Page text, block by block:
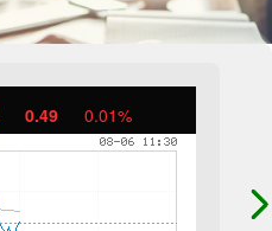
0.49 0.01%